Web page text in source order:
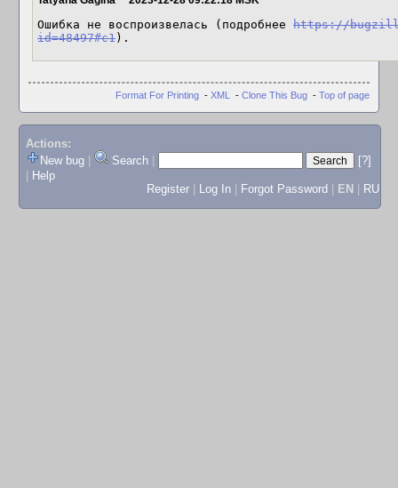
Ошибка не воспроизвелась (подробнее https://
id=48497#c1 ).
Format For Printing - XML - Clone This Bug - Top of page
Actions:
New bug
Search
[?]
Help
Register
Log In Forgot Password EN RU